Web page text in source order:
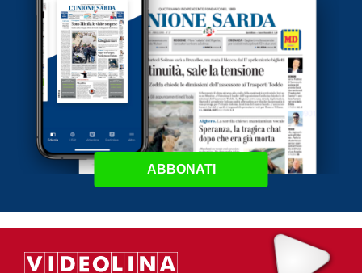
ABBONATI